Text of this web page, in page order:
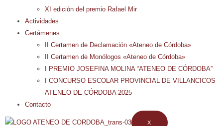
XI edición del premio Rafael Mir
Actividades
Certámenes
II Certamen de Declamación «Ateneo de Córdoba»
II Certamen de Monólogos «Ateneo de Córdoba»
I PREMIO JOSEFINA MOLINA “ATENEO DE CÓRDOBA”
I CONCURSO ESCOLAR PROVINCIAL DE VILLANCICOS
ATENEO DE CÓRDOBA 2025
Contacto
X